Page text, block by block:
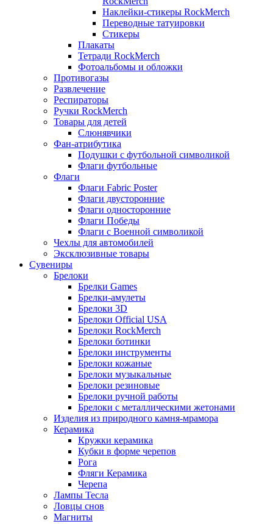
Наклейки-стикеры RockMerch
Переводные татуировки
Стикеры
Плакаты
Тетради RockMerch
Фотоальбомы и обложки
Противогазы
Развлечение
Респираторы
Ручки RockMerch
Товары для детей
Слюнявчики
Фан-атрибутика
Подушки с футбольной символикой
Флаги футбольные
Флаги
Флаги Fabric Poster
Флаги двусторонние
Флаги односторонние
Флаги Победы
Флаги с Военной символикой
Чехлы для автомобилей
Эксклюзивные товары
Сувениры
Брелоки
Брелки Games
Брелки-амулеты
Брелоки 3D
Брелоки Official USA
Брелоки RockMerch
Брелоки ботинки
Брелоки инструменты
Брелоки кожаные
Брелоки музыкальные
Брелоки резиновые
Брелоки ручной работы
Брелоки с металлическими жетонами
Изделия из природного камня-мрамора
Керамика
Кружки керамика
Кубки в форме черепов
Рога
Фляги Керамика
Черепа
Лампы Тесла
Ловцы снов
Магниты